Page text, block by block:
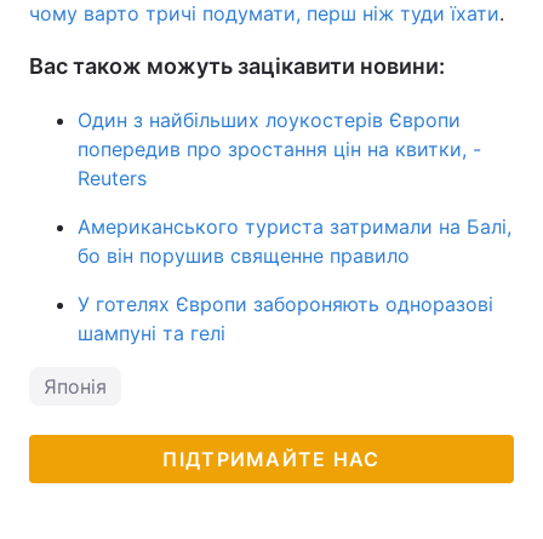
чому варто тричі подумати, перш ніж туди їхати.
Вас також можуть зацікавити новини:
Один з найбільших лоукостерів Європи
попередив про зростання цін на квитки, -
Reuters
Американського туриста затримали на Балі,
бо він порушив священне правило
У готелях Європи забороняють одноразові
шампуні та гелі
Японія
ПІДТРИМАЙТЕ НАС